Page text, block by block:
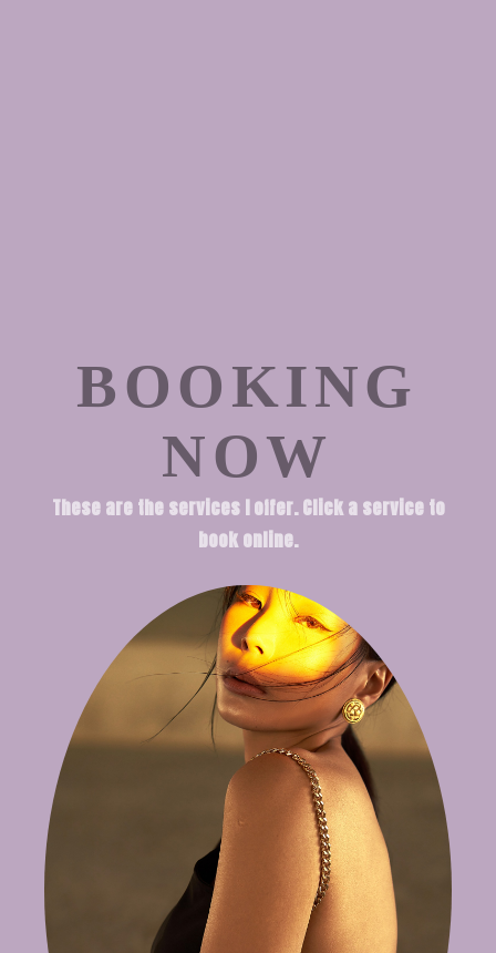
BOOKING
NOW
These are the services I offer. Click a service to
book online.